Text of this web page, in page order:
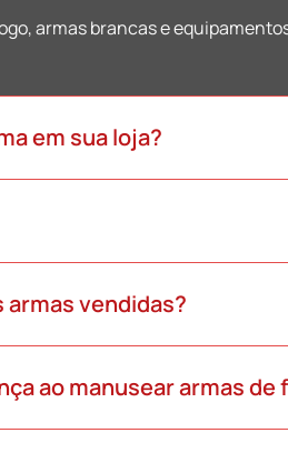
armas brancas e
em sua loja?
armas vendidas?
ao manusear armas de